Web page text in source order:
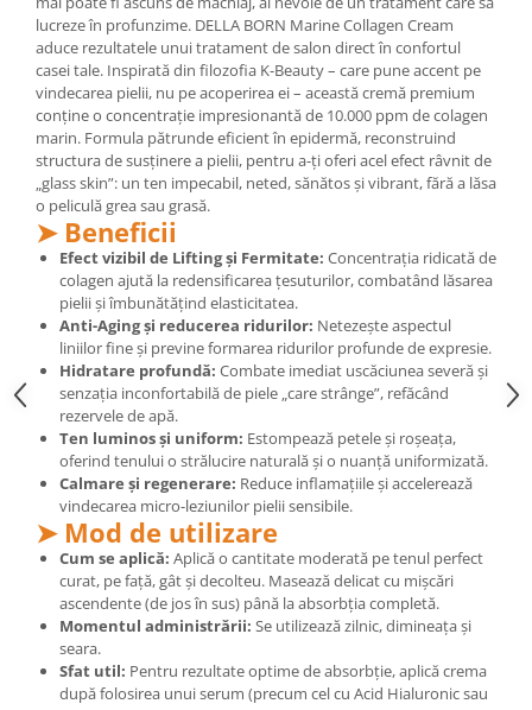
Mary & May
COSRX
BIODANCE
OOTD
Cettua
Haruharu Wonder
Medicube
ARIUL
Dr. Althea
DELLA BORN
Seleniu
Seminte de in
Silimarina
Spirulina
Ulei de cocos
Ulei de peste
Ulei MCT
Vitamina A
Vitamina B
Vitamina C
Vitamina D
Vitamina E
Vitamina K
Cătină
Chlorella
Colina
Electroliti
Produse Apicole
lucreze în profunzime. DELLA BORN Marine Collagen Cream
aduce rezultatele unui tratament de salon direct în confortul
casei tale. Inspirată din filozofia K-Beauty – care pune accent pe
vindecarea pielii, nu pe acoperirea ei – această cremă premium
conține o concentrație impresionantă de 10.000 ppm de colagen
marin. Formula pătrunde eficient în epidermă, reconstruind
structura de susținere a pielii, pentru a-ți oferi acel efect râvnit de
„glass skin”: un ten impecabil, neted, sănătos și vibrant, fără a lăsa
o peliculă grea sau grasă.
➤ Beneficii
Efect vizibil de Lifting și Fermitate: Concentrația ridicată de
colagen ajută la redensificarea țesuturilor, combatând lăsarea
pielii și îmbunătățind elasticitatea.
Anti-Aging și reducerea ridurilor: Netezește aspectul
liniilor fine și previne formarea ridurilor profunde de expresie.
Hidratare profundă: Combate imediat uscăciunea severă și
senzația inconfortabilă de piele „care strânge”, refăcând
rezervele de apă.
Ten luminos și uniform: Estompează petele și roșeața,
oferind tenului o strălucire naturală și o nuanță uniformizată.
Calmare și regenerare: Reduce inflamațiile și accelerează
vindecarea micro-leziunilor pielii sensibile.
➤ Mod de utilizare
Cum se aplică: Aplică o cantitate moderată pe tenul perfect
curat, pe față, gât și decolteu. Masează delicat cu mișcări
ascendente (de jos în sus) până la absorbția completă.
Momentul administrării: Se utilizează zilnic, dimineața și
seara.
Sfat util: Pentru rezultate optime de absorbție, aplică crema
după folosirea unui serum (precum cel cu Acid Hialuronic sau